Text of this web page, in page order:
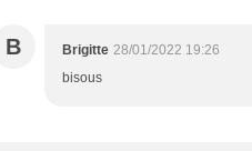
B Brigitte 28/01/2022 19:26
bisous